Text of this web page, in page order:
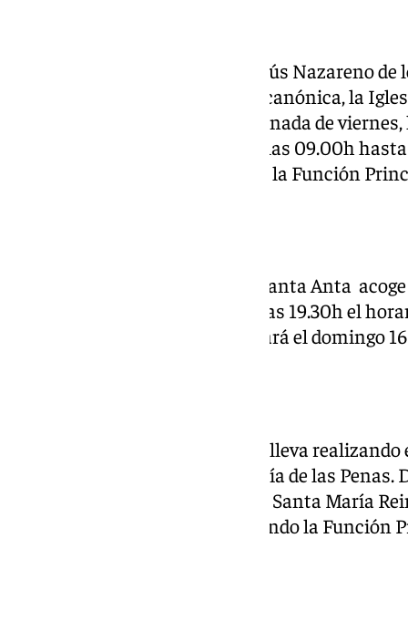
El Quinario a Nuestro Padre Jesús Nazareno
finaliza este sábado en su sede canónica, la
barrio de la Victoria. En esta jornada de
estará en devoto besapie desde las 09.00h
marzo a las 11.00h, se celebrará la Función
La Parroquia de San Joaquín y Santa Anta
Nazareno del Perdón, siendo a las 19.30h el
Principal de Instituto se celebrará el domingo
Desde el martes 11 de marzo, se lleva
de la Agonía, titular de la Cofradía de las
su sede canónica, el Oratorio de Santa María
Penas a partir de las 20.30h, siendo la